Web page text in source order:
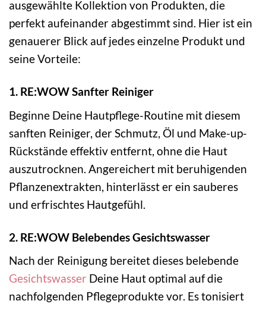
ausgewählte Kollektion von Produkten, die
perfekt aufeinander abgestimmt sind. Hier ist ein
genauerer Blick auf jedes einzelne Produkt und
seine Vorteile:
1. RE:WOW Sanfter Reiniger
Beginne Deine Hautpflege-Routine mit diesem
sanften Reiniger, der Schmutz, Öl und Make-up-
Rückstände effektiv entfernt, ohne die Haut
auszutrocknen. Angereichert mit beruhigenden
Pflanzenextrakten, hinterlässt er ein sauberes
und erfrischtes Hautgefühl.
2. RE:WOW Belebendes Gesichtswasser
Nach der Reinigung bereitet dieses belebende
Gesichtswasser Deine Haut optimal auf die
nachfolgenden Pflegeprodukte vor. Es tonisiert